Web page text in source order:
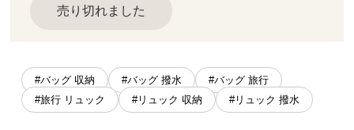
売り切れました
#バッグ 収納 #バッグ 撥水
#バッグ 旅行
#旅行 リュック
#リュック 収納 #リュック 撥水